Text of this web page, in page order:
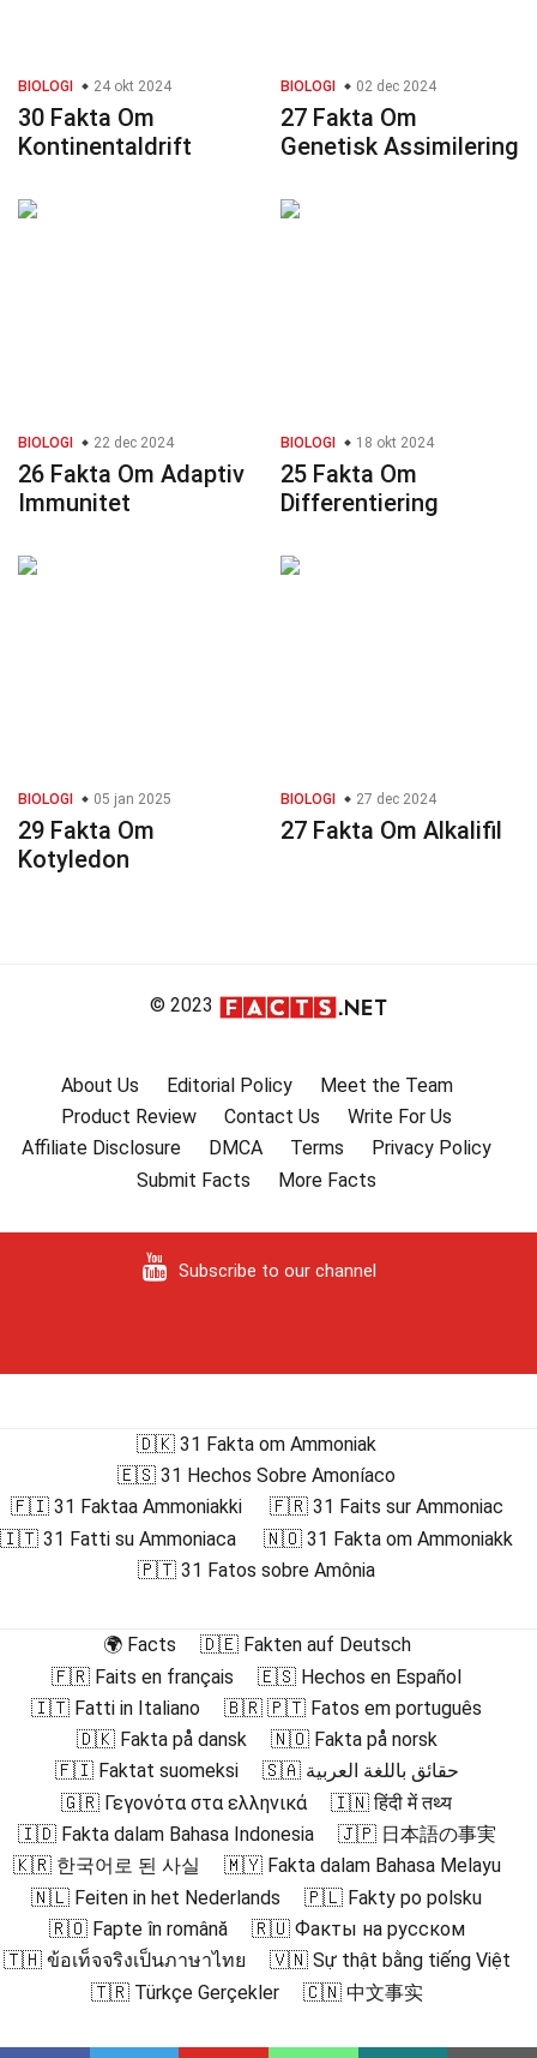
BIOLOGI 24 okt 2024
30 Fakta Om
Kontinentaldrift
BIOLOGI 02 dec 2024
27 Fakta Om
Genetisk Assimilering
BIOLOGI 22 dec 2024
26 Fakta Om Adaptiv
Immunitet
BIOLOGI 18 okt 2024
25 Fakta Om
Differentiering
BIOLOGI 05 jan 2025
29 Fakta Om
Kotyledon
BIOLOGI 27 dec 2024
27 Fakta Om Alkalifil
© 2023
About Us Editorial Policy
Meet the Team
Product Review
Contact Us
Write For Us
Affiliate Disclosure
DMCA Terms
Privacy Policy
Submit Facts
More Facts
Subscribe to our channel
🇩🇰 31 Fakta om Ammoniak
🇪🇸 31 Hechos Sobre Amoníaco
🇫🇮 31 Faktaa Ammoniakki
🇫🇷 31 Faits sur Ammoniac
🇮🇹 31 Fatti su Ammoniaca
🇳🇴 31 Fakta om Ammoniakk
🇵🇹 31 Fatos sobre Amônia
🌍 Facts
🇩🇪 Fakten auf Deutsch
🇫🇷 Faits en français
🇪🇸 Hechos en Español
🇮🇹 Fatti in Italiano
🇧🇷 🇵🇹 Fatos em português
🇩🇰 Fakta på dansk
🇳🇴 Fakta på norsk
🇫🇮 Faktat suomeksi
🇸🇦 حقائق باللغة العربية
🇬🇷 Γεγονότα στα ελληνικά
🇮🇳 हिंदी में तथ्य
🇮🇩 Fakta dalam Bahasa Indonesia
🇯🇵 日本語の事実
🇰🇷 한국어로 된 사실
🇲🇾 Fakta dalam Bahasa Melayu
🇳🇱 Feiten in het Nederlands
🇵🇱 Fakty po polsku
🇷🇴 Fapte în română
🇷🇺 Факты на русском
🇹🇭 ข้อเท็จจริงเป็นภาษาไทย
🇻🇳 Sự thật bằng tiếng Việt
🇹🇷 Türkçe Gerçekler
🇨🇳 中文事实